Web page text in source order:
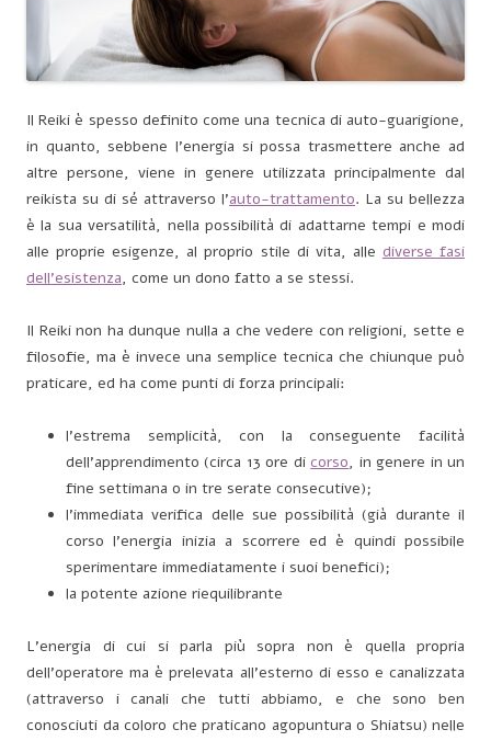
Il Reiki è spesso definito come una tecnica di auto-guarigione,
in quanto, sebbene l’energia si possa trasmettere anche ad
altre persone, viene in genere utilizzata principalmente dal
reikista su di sé attraverso l’auto-trattamento. La su bellezza
è la sua versatilità, nella possibilità di adattarne tempi e modi
alle proprie esigenze, al proprio stile di vita, alle diverse fasi
dell’esistenza, come un dono fatto a se stessi.
Il Reiki non ha dunque nulla a che vedere con religioni, sette e
filosofie, ma è invece una semplice tecnica che chiunque può
praticare, ed ha come punti di forza principali:
l’estrema semplicità, con la conseguente facilità
dell’apprendimento (circa 13 ore di corso, in genere in un
fine settimana o in tre serate consecutive);
l’immediata verifica delle sue possibilità (già durante il
corso l’energia inizia a scorrere ed è quindi possibile
sperimentare immediatamente i suoi benefici);
la potente azione riequilibrante
L’energia di cui si parla più sopra non è quella propria
dell’operatore ma è prelevata all’esterno di esso e canalizzata
(attraverso i canali che tutti abbiamo, e che sono ben
conosciuti da coloro che praticano agopuntura o Shiatsu) nelle